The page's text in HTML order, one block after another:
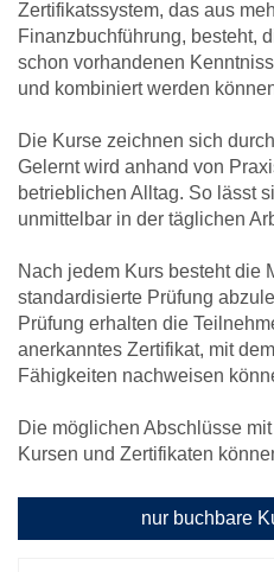
Zertifikatssystem, das aus
Finanzbuchführung, besteht,
schon vorhandenen
und kombiniert werden
Die Kurse zeichnen sich
Gelernt wird anhand von
betrieblichen Alltag. So lässt
unmittelbar in der täglichen
Nach jedem Kurs besteht die
standardisierte Prüfung
Prüfung erhalten die
anerkanntes Zertifikat, mit
Fähigkeiten nachweisen
Die möglichen Abschlüsse
Kursen und Zertifikaten
nur buchbare